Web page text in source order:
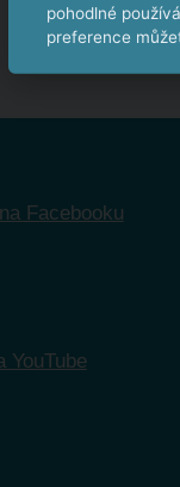
Facebooku
YouTube
pohodlné
preference